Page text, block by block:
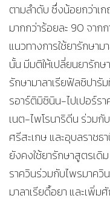
ตามลำดับ ซึ่งน้อยกว่าเ
มากกว่าร้อยละ 90 จาก
แนวทางการใช้ยารักษา
นั้น มีมติให้เปลี่ยนยารักษ
รักษามาลาเรียฟัลซิปารั
รอาร์ติมิซินิน-ไปเปอร์ร
เนต-ไพโรนาริดีน ร่วมกั
ศรีสะเกษ และอุบลราช
ยังคงใช้ยารักษาสูตรเ
ราควินร่วมกับไพรมาควิน
มาลาเรียดื้อยา และเพิ่